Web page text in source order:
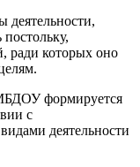
ради которых оно
формируется
с
деятельности